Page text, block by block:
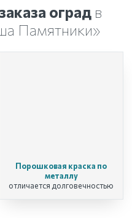
оград в
Памятники»
Порошковая краска по
металлу
отличается долговечностью